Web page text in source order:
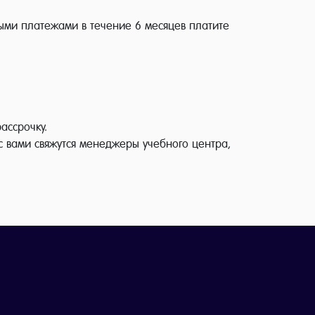
платежами в течение 6 месяцев платите
свяжутся менеджеры учебного центра,